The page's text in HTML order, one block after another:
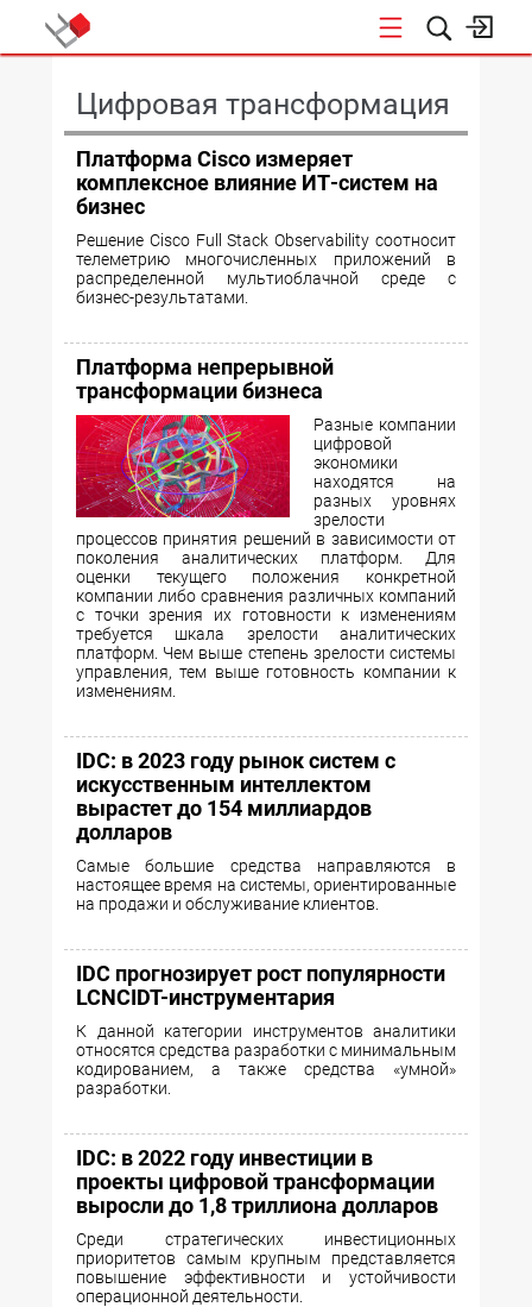
Цифровая трансформация
Платформа Cisco измеряет
комплексное влияние ИТ-систем на
бизнес
Решение Cisco Full Stack Observability соотносит
телеметрию многочисленных приложений в
распределенной мультиоблачной среде с
бизнес-результатами.
Платформа непрерывной
трансформации бизнеса
Разные компании
цифровой
экономики
находятся на
разных уровнях
зрелости
процессов принятия решений в зависимости от
поколения аналитических платформ. Для
оценки текущего положения конкретной
компании либо сравнения различных компаний
с точки зрения их готовности к изменениям
требуется шкала зрелости аналитических
платформ. Чем выше степень зрелости системы
управления, тем выше готовность компании к
изменениям.
IDC: в 2023 году рынок систем с
искусственным интеллектом
вырастет до 154 миллиардов
долларов
Самые большие средства направляются в
настоящее время на системы, ориентированные
на продажи и обслуживание клиентов.
IDC прогнозирует рост популярности
LCNCIDT-инструментария
К данной категории инструментов аналитики
относятся средства разработки с минимальным
кодированием, а также средства «умной»
разработки.
IDC: в 2022 году инвестиции в
проекты цифровой трансформации
выросли до 1,8 триллиона долларов
Среди стратегических инвестиционных
приоритетов самым крупным представляется
повышение эффективности и устойчивости
операционной деятельности.